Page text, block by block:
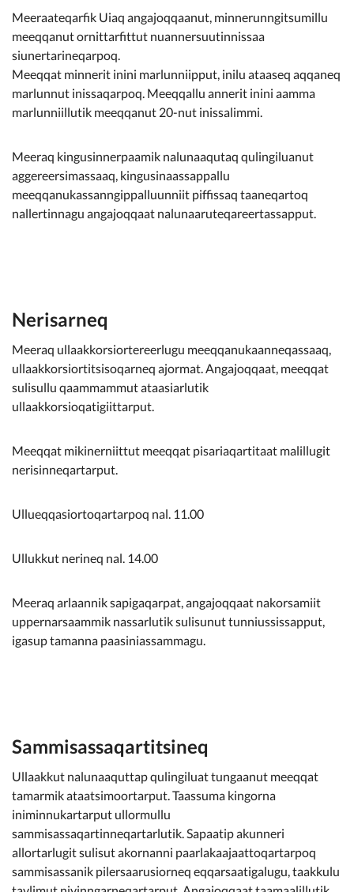
Kommune pillugu
Meeraateqarfik Uiaq angajoqqaanut, minnerunngitsumillu
meeqqanut ornittarfittut nuannersuutinnissaa
siunertarineqarpoq.
Meeqqat minnerit inini marlunniipput, inilu ataaseq aqqaneq
marlunnut inissaqarpoq. Meeqqallu annerit inini aamma
marlunniillutik meeqqanut 20-nut inissalimmi.
Meeraq kingusinnerpaamik nalunaaqutaq qulingiluanut
aggereersimassaaq, kingusinaassappallu
meeqqanukassanngippalluunniit piffissaq taaneqartoq
nallertinnagu angajoqqaat nalunaaruteqareertassapput.
Nerisarneq
Meeraq ullaakkorsiortereerlugu meeqqanukaanneqassaaq,
ullaakkorsiortitsisoqarneq ajormat. Angajoqqaat, meeqqat
sulisullu qaammammut ataasiarlutik
ullaakkorsioqatigiittarput.
Meeqqat mikinerniittut meeqqat pisariaqartitaat malillugit
nerisinneqartarput.
Ullueqqasiortoqartarpoq nal. 11.00
Ullukkut nerineq nal. 14.00
Meeraq arlaannik sapigaqarpat, angajoqqaat nakorsamiit
uppernarsaammik nassarlutik sulisunut tunniussissapput,
igasup tamanna paasiniassammagu.
Sammisassaqartitsineq
Ullaakkut nalunaaquttap qulingiluat tungaanut meeqqat
tamarmik ataatsimoortarput. Taassuma kingorna
iniminnukartarput ullormullu
sammisassaqartinneqartarlutik. Sapaatip akunneri
allortarlugit sulisut akornanni paarlakaajaattoqartarpoq
sammisassanik pilersaarusiorneq eqqarsaatigalugu, taakkulu